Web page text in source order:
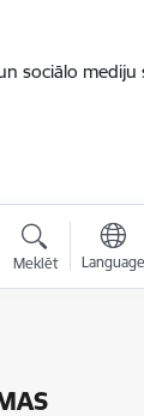
sociālo mediju
Meklēt Language